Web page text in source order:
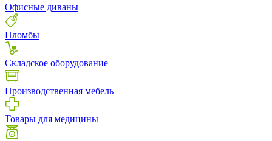
Офисные диваны
Пломбы
Складское оборудование
Производственная мебель
Товары для медицины